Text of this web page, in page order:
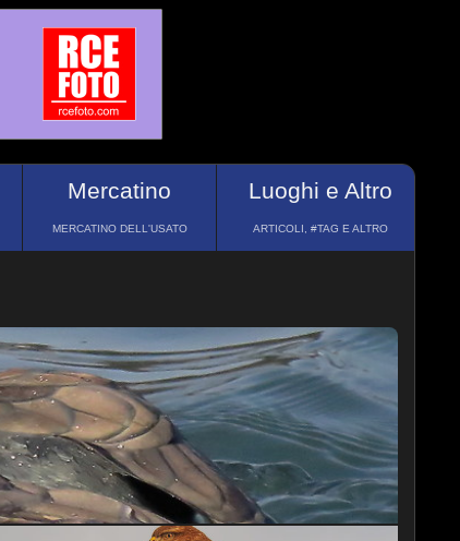
Mercatino
MERCATINO DELL'USATO
Luoghi e Altro
ARTICOLI, #TAG E ALTRO